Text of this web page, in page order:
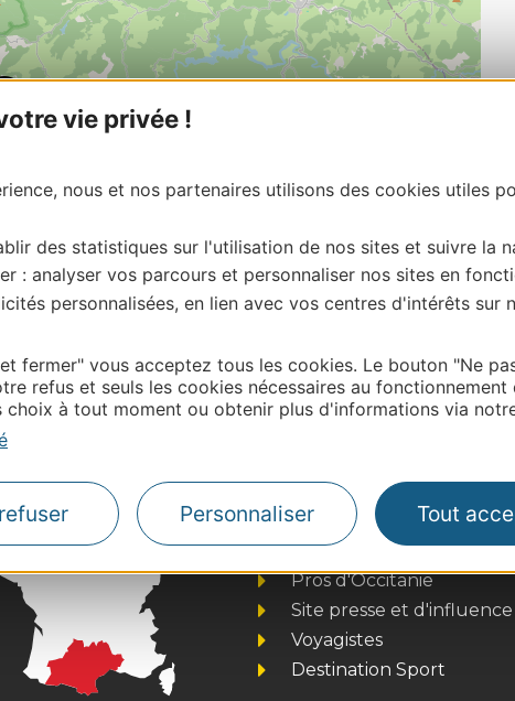
vie privée !
nous et nos partenaires utilisons des cookies utiles
des statistiques sur l'utilisation de nos sites et suivre la
: analyser vos parcours et personnaliser nos sites en
personnalisées, en lien avec vos centres d'intérêts sur
fermer" vous acceptez tous les cookies. Le bouton "Ne
refus et seuls les cookies nécessaires au fonctionnement
choix à tout moment ou obtenir plus d'informations via
Personnaliser Tout
de cette activité?
Tarn Tourisme.
Thermalisme
Business/Mice
Pros d'Occitanie
Site presse et d'influence
Voyagistes
Destination Sport